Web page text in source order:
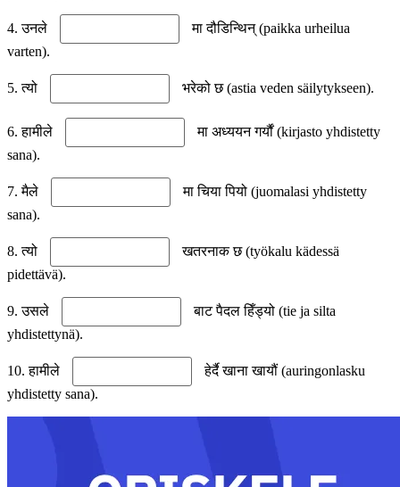
4. उनले
मा दौडिन्थिन् (paikka urheilua
varten).
5. त्यो भरेको छ (astia veden säilytykseen).
6. हामीले
मा अध्ययन गर्यौं (kirjasto yhdistetty
sana).
7. मैले
मा चिया पियो (juomalasi yhdistetty
sana).
8. त्यो
खतरनाक छ (työkalu kädessä
pidettävä).
9. उसले
बाट पैदल हिँड्यो (tie ja silta
yhdistettynä).
10. हामीले
हेर्दै खाना खायौं (auringonlasku
yhdistetty sana).